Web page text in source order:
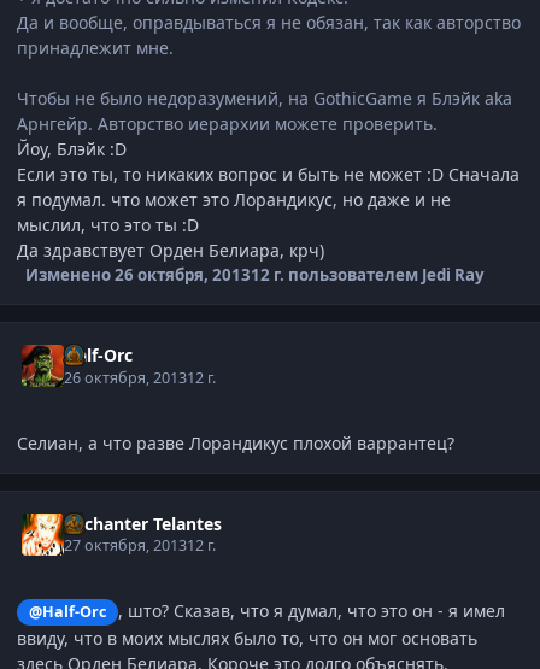
Да и вообще, оправдываться я не обязан, так как авторство
принадлежит мне.
Чтобы не было недоразумений, на GothicGame я Блэйк aka
Арнгейр. Авторство иерархии можете проверить.
Йоу, Блэйк :D
Если это ты, то никаких вопрос и быть не может :D Сначала
я подумал. что может это Лорандикус, но даже и не
мыслил, что это ты :D
Да здравствует Орден Белиара, крч)
Изменено26 октября, 201312 г. пользователем Jedi Ray
Half-Orc
26 октября, 201312 г.
Селиан, а что разве Лорандикус плохой варрантец?
Enchanter Telantes
27 октября, 201312 г.
@Half-Orc
, што? Сказав, что я думал, что это он - я имел
ввиду, что в моих мыслях было то, что он мог основать
здесь Орден Белиара. Короче это долго объяснять.